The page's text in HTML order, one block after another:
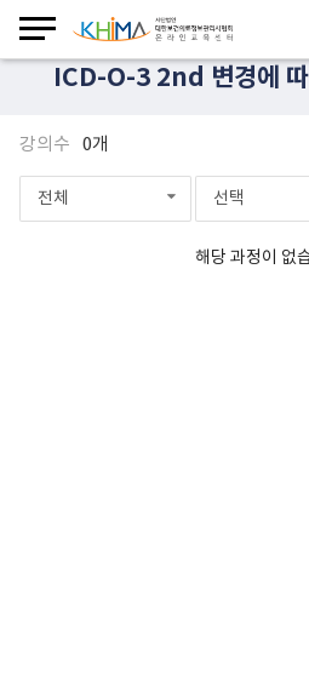
ICD-O-3 2nd 변경에
강의수 0개
전체 선택
해당 과정이 없